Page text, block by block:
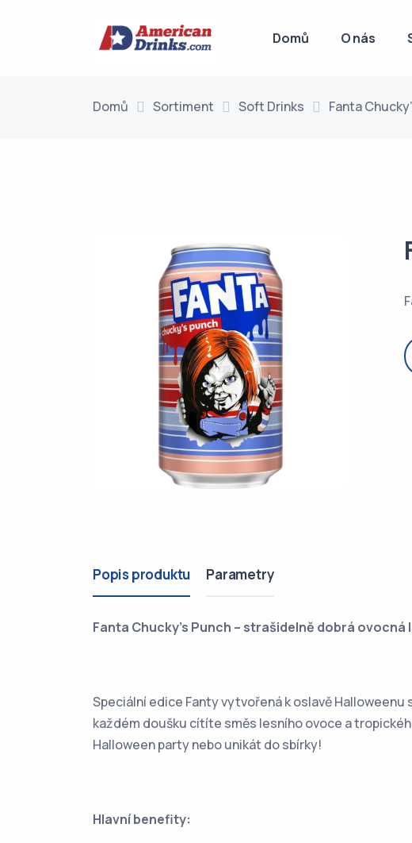
Domů O nás
Domů Sortiment Soft Drinks Fanta
Popis produktu Parametry
Fanta Chucky’s Punch – strašidelně dobrá
Speciální edice Fanty vytvořená k oslavě
každém doušku cítíte směs lesního ovoce a
Halloween party nebo unikát do sbírky!
Hlavní benefity: